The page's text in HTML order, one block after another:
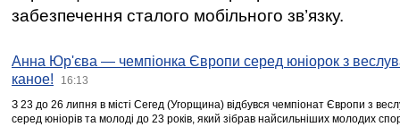
забезпечення сталого мобільного зв’язку.
Анна Юр'єва — чемпіонка Європи серед юніорок з
каное!
16:13
З 23 до 26 липня в місті Сегед (Угорщина) відбувся чемпіонат Європи з
серед юніорів та молоді до 23 років, який зібрав найсильніших молодих